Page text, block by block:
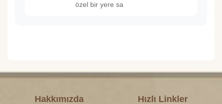
özel bir yere sa
Hakkımızda Hızlı Linkler